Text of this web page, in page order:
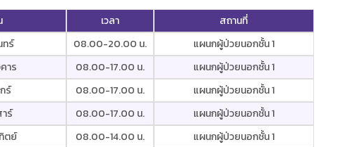
เวลา
สถานที่
ทร์
08.00-20.00 น.
แผนกผู้ป่วยนอกชั้น 1
าร
08.00-17.00 น.
แผนกผู้ป่วยนอกชั้น 1
ร์
08.00-17.00 น.
แผนกผู้ป่วยนอกชั้น 1
ร์
08.00-17.00 น.
แผนกผู้ป่วยนอกชั้น 1
ตย์
08.00-14.00 น. แผนกผู้ป่วยนอกชั้น 1